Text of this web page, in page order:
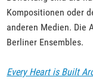
Kompositionen oder
anderen Medien. Die
Berliner Ensembles.
Every Heart is Built